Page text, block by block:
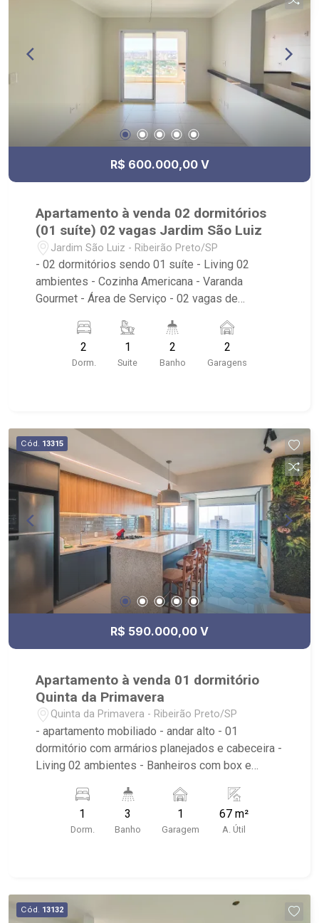
R$ 600.000,00 V
Apartamento à venda 02 dormitórios
(01 suíte) 02 vagas Jardim São Luiz
Jardim São Luiz - Ribeirão Preto/SP
- 02 dormitórios sendo 01 suíte - Living 02
ambientes - Cozinha Americana - Varanda
Gourmet - Área de Serviço - 02 vagas de
Piscina, Playground, Salão de Festas, Academia -
Localizado próximo a Avenida Presidente
Vargas, Assaí Atacadista, Restaurante Estância
2
Dorm.
1
Suite
2
Banho
2
Garagens
Cód. 13315
R$ 590.000,00 V
Apartamento à venda 01 dormitório
Quinta da Primavera
Quinta da Primavera - Ribeirão Preto/SP
- apartamento mobiliado - andar alto - 01
dormitório com armários planejados e cabeceira -
Living 02 ambientes - Banheiros com box e
planejados - Sacada Gourmet com churrasqueira,
armários planejados e fechamento em vidro -
Condomínio: Portaria 24hrs, Sauna, Salão de
Supermercados, Pão de Açúcar, Padaria Bella
Città, Pizzaria Bella Capri, PJ Studio Personal
1
Dorm.
3
Banho
1
Garagem
67 m²
A. Útil
Cód. 13132